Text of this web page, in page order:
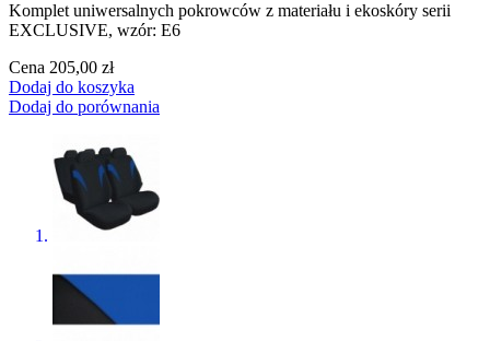
Komplet uniwersalnych pokrowców z materiału i ekoskóry serii
EXCLUSIVE, wzór: E6
Cena 205,00 zł
Dodaj do koszyka
Dodaj do porównania